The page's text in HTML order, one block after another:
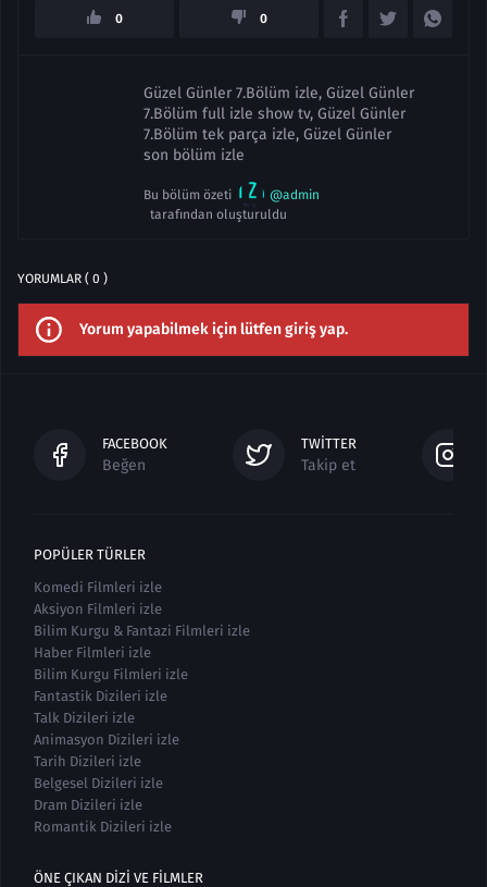
0 0
Güzel Günler 7.Bölüm izle, Güzel Günler
7.Bölüm full izle show tv, Güzel Günler
7.Bölüm tek parça izle, Güzel Günler
son bölüm izle
Bu bölüm özeti
@admin
tarafından oluşturuldu
YORUMLAR ( 0 )
Yorum yapabilmek için lütfen giriş yap.
FACEBOOK
Beğen
TWITTER
Takip et
POPÜLER TÜRLER
Komedi Filmleri izle
Aksiyon Filmleri izle
Bilim Kurgu & Fantazi Filmleri izle
Haber Filmleri izle
Bilim Kurgu Filmleri izle
Fantastik Dizileri izle
Talk Dizileri izle
Animasyon Dizileri izle
Tarih Dizileri izle
Belgesel Dizileri izle
Dram Dizileri izle
Romantik Dizileri izle
ÖNE ÇIKAN DIZI VE FILMLER